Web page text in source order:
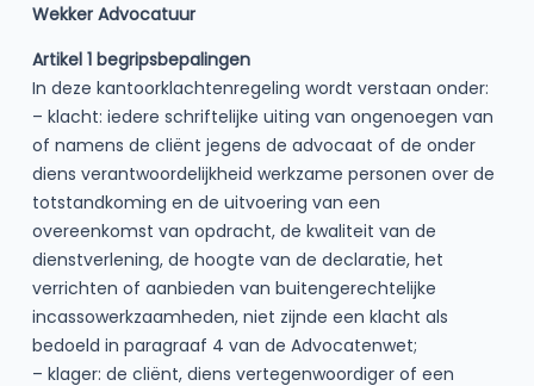
Wekker Advocatuur
Artikel 1 begripsbepalingen
In deze kantoorklachtenregeling wordt verstaan onder:
– klacht: iedere schriftelijke uiting van ongenoegen van
of namens de cliënt jegens de advocaat of de onder
diens verantwoordelijkheid werkzame personen over de
totstandkoming en de uitvoering van een
overeenkomst van opdracht, de kwaliteit van de
dienstverlening, de hoogte van de declaratie, het
verrichten of aanbieden van buitengerechtelijke
incassowerkzaamheden, niet zijnde een klacht als
bedoeld in paragraaf 4 van de Advocatenwet;
– klager: de cliënt, diens vertegenwoordiger of een